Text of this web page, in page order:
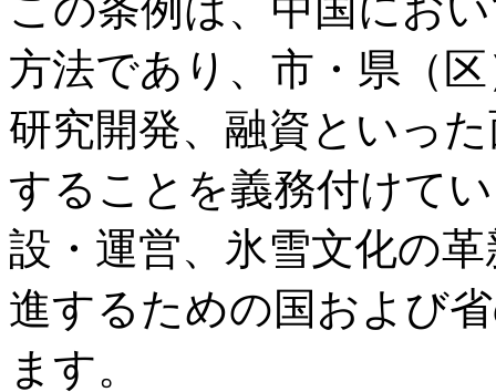
方法であり、市・県（
研究開発、融資といっ
することを義務付けて
設・運営、氷雪文化の
進するための国および
ます。